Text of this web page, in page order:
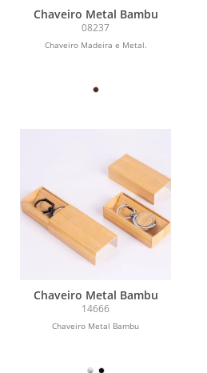
Chaveiro Metal Bambu
08237
Chaveiro Madeira e Metal.
Chaveiro Metal Bambu
14666
Chaveiro Metal Bambu